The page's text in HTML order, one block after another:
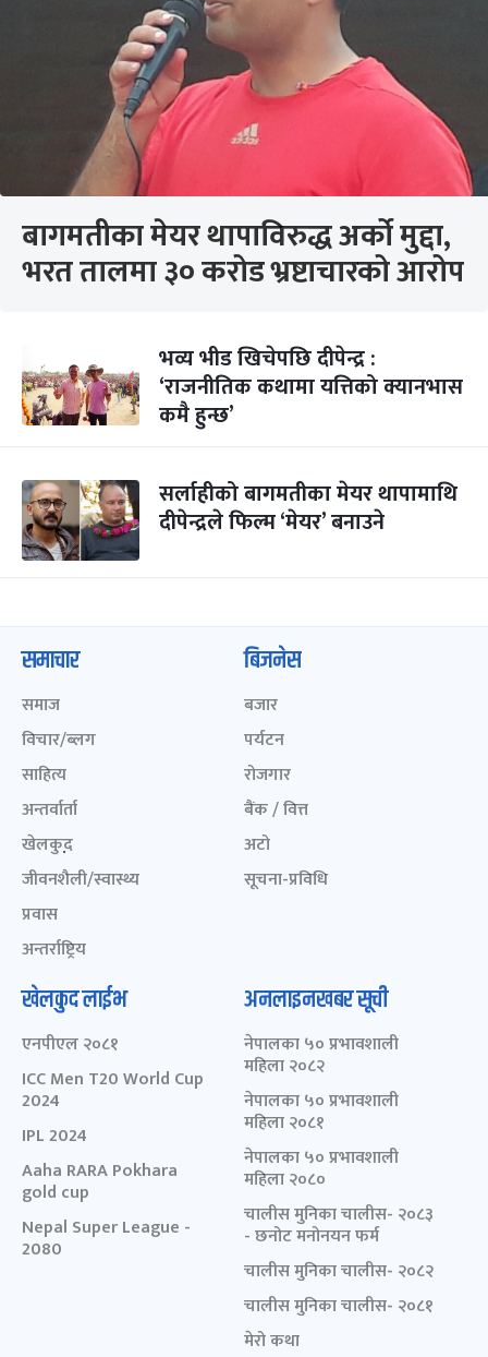
बागमतीका मेयर थापाविरुद्ध अर्को मुद्दा,
भरत तालमा ३० करोड भ्रष्टाचारको आरोप
भव्य भीड खिचेपछि दीपेन्द्र :
‘राजनीतिक कथामा यत्तिको क्यानभास
कमै हुन्छ’
सर्लाहीको बागमतीका मेयर थापामाथि
दीपेन्द्रले फिल्म ‘मेयर’ बनाउने
समाचार
समाज
विचार/ब्लग
साहित्य
अन्तर्वार्ता
खेलकुद़़
जीवनशैली/स्वास्थ्य
प्रवास
अन्तर्राष्ट्रिय
बिजनेस
बजार
पर्यटन
रोजगार
बैंक / वित्त
अटो
सूचना-प्रविधि
खेलकुद लाईभ
एनपीएल २०८१
ICC Men T20 World Cup
2024
IPL 2024
Aaha RARA Pokhara
gold cup
Nepal Super League -
2080
अनलाइनखबर सूची
नेपालका ५० प्रभावशाली
महिला २०८२
नेपालका ५० प्रभावशाली
महिला २०८१
नेपालका ५० प्रभावशाली
महिला २०८०
चालीस मुनिका चालीस- २०८३
- छनोट मनोनयन फर्म
चालीस मुनिका चालीस- २०८२
चालीस मुनिका चालीस- २०८१
मेरो कथा